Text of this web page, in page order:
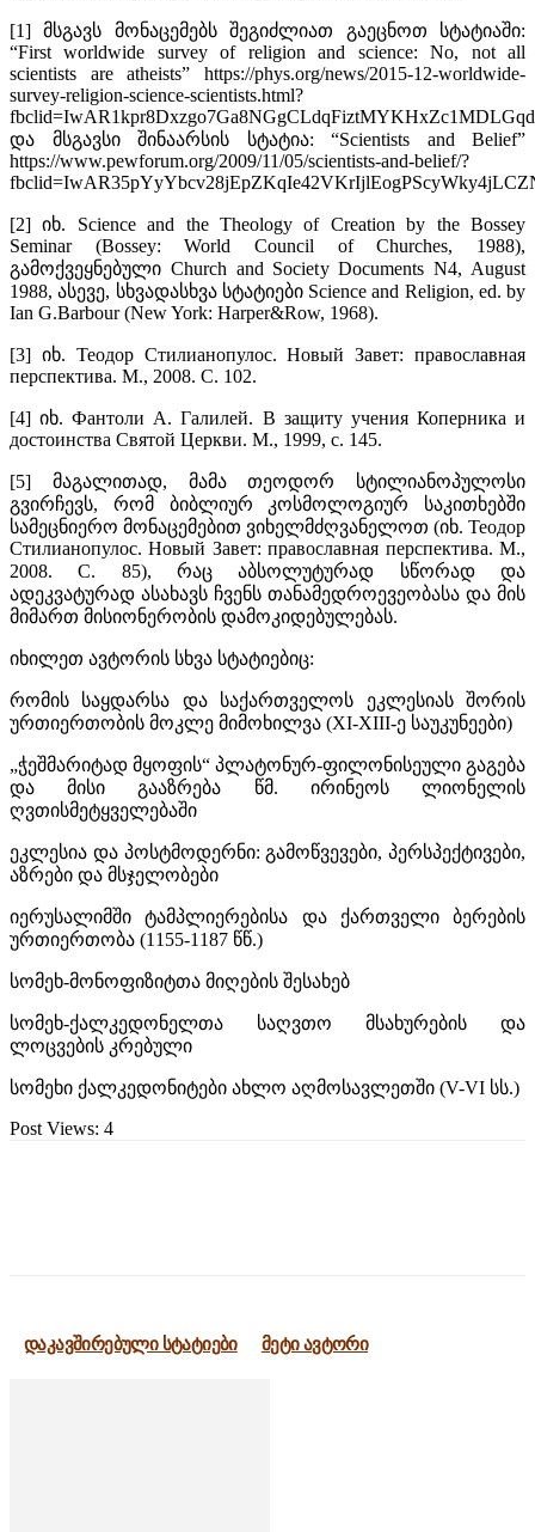
[1] მსგავს მონაცემებს შეგიძლიათ გაეცნოთ სტატიაში:
“First worldwide survey of religion and science: No, not all
scientists are atheists” https://phys.org/news/2015-12-worldwide-
survey-religion-science-scientists.html?
და მსგავსი შინაარსის სტატია: “Scientists and Belief”
https://www.pewforum.org/2009/11/05/scientists-and-belief/?
[2] იხ. Science and the Theology of Creation by the Bossey
Seminar (Bossey: World Council of Churches, 1988),
გამოქვეყნებული Church and Society Documents N4, August
1988, ასევე, სხვადასხვა სტატიები Science and Religion, ed. by
Ian G.Barbour (New York: Harper&Row, 1968).
[3] იხ. Теодор Стилианопулос. Новый Завет: православная
перспектива. М., 2008. С. 102.
[4] იხ. Фантоли А. Галилей. В защиту учения Коперника и
достоинства Святой Церкви. М., 1999, с. 145.
[5] მაგალითად, მამა თეოდორ სტილიანოპულოსი
გვირჩევს, რომ ბიბლიურ კოსმოლოგიურ საკითხებში
სამეცნიერო მონაცემებით ვიხელმძღვანელოთ (იხ. Теодор
Стилианопулос. Новый Завет: православная перспектива. М.,
2008. С. 85), რაც აბსოლუტურად სწორად და
ადეკვატურად ასახავს ჩვენს თანამედროევეობასა და მის
მიმართ მისიონერობის დამოკიდებულებას.
იხილეთ ავტორის სხვა სტატიებიც:
რომის საყდარსა და საქართველოს ეკლესიას შორის
ურთიერთობის მოკლე მიმოხილვა (XI-XIII-ე საუკუნეები)
„ჭეშმარიტად მყოფის“ პლატონურ-ფილონისეული გაგება
და მისი გააზრება წმ. ირინეოს ლიონელის
ღვთისმეტყველებაში
ეკლესია და პოსტმოდერნი: გამოწვევები, პერსპექტივები,
აზრები და მსჯელობები
იერუსალიმში ტამპლიერებისა და ქართველი ბერების
ურთიერთობა (1155-1187 წწ.)
სომეხ-მონოფიზიტთა მიღების შესახებ
სომეხ-ქალკედონელთა საღვთო მსახურების და
ლოცვების კრებული
სომეხი ქალკედონიტები ახლო აღმოსავლეთში (V-VI სს.)
Post Views: 4
დაკავშირებული სტატიები მეტი ავტორი